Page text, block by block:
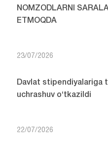
NOMZODLARNI
ETMOQDA
23/07/2026
Davlat stipendiyalariga
uchrashuv o‘tkazildi
22/07/2026